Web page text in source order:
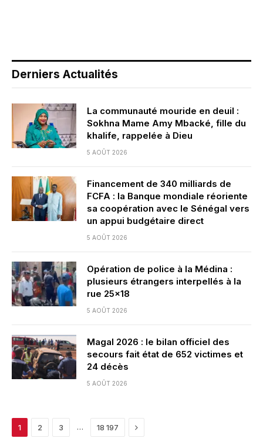
Derniers Actualités
La communauté mouride en deuil :
Sokhna Mame Amy Mbacké, fille du
khalife, rappelée à Dieu
5 AOÛT 2026
Financement de 340 milliards de
FCFA : la Banque mondiale réoriente
sa coopération avec le Sénégal vers
un appui budgétaire direct
5 AOÛT 2026
Opération de police à la Médina :
plusieurs étrangers interpellés à la
rue 25×18
5 AOÛT 2026
Magal 2026 : le bilan officiel des
secours fait état de 652 victimes et
24 décès
5 AOÛT 2026
1 2 3 … 18 197 Next